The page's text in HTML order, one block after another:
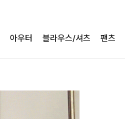
아우터 블라우스/셔츠 팬츠